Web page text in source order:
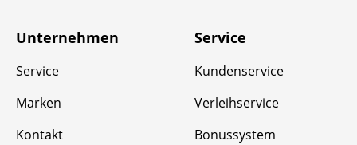
Unternehmen
Service
Marken
Kontakt
Service
Kundenservice
Verleihservice
Bonussystem